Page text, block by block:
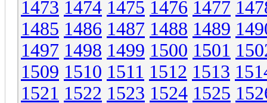
1473 1474 1475 1476 1477
1485 1486 1487 1488 1489
1497 1498 1499 1500 1501
1509 1510 1511 1512 1513
1521 1522 1523 1524 1525